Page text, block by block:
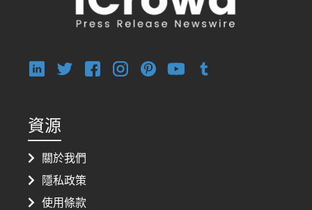
資源
關於我們
隱私政策
使用條款